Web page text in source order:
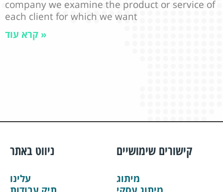
company we examine the product or service of
each client for which we want
קרא עוד »
ניווט באתר
עלינו
קישורים שימושיים
מיתוג